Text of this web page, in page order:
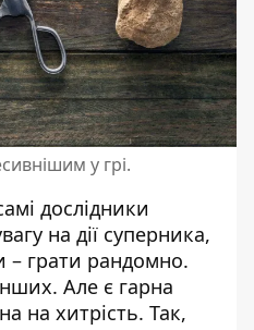
у грі.
дослідники
на дії суперника,
– грати рандомно.
Але є гарна
на хитрість. Так,